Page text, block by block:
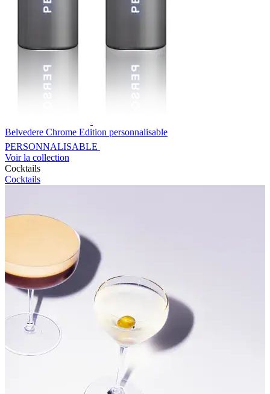
Belvedere Chrome Edition personnalisable
PERSONNALISABLE
Voir la collection
Cocktails
Cocktails